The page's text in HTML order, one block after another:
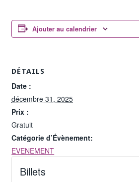
Ajouter au calendrier
DÉTAILS
Date :
décembre 31, 2025
Prix :
Gratuit
Catégorie d’Évènement:
EVENEMENT
Billets